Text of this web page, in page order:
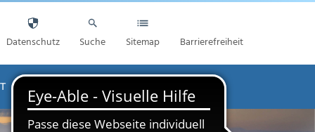
Datenschutz Suche Sitemap Barrierefreiheit